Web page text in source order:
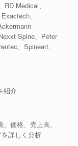
Medical、
、
Spine、Peter
、Spineart、
紹介
価格、売上高、
詳しく分析